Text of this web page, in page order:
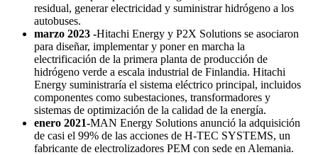
residual, generar electricidad y suministrar hidrógeno a los
autobuses.
marzo 2023 -Hitachi Energy y P2X Solutions se asociaron
para diseñar, implementar y poner en marcha la
electrificación de la primera planta de producción de
hidrógeno verde a escala industrial de Finlandia. Hitachi
Energy suministraría el sistema eléctrico principal, incluidos
componentes como subestaciones, transformadores y
sistemas de optimización de la calidad de la energía.
enero 2021-MAN Energy Solutions anunció la adquisición
de casi el 99% de las acciones de H-TEC SYSTEMS, un
fabricante de electrolizadores PEM con sede en Alemania.